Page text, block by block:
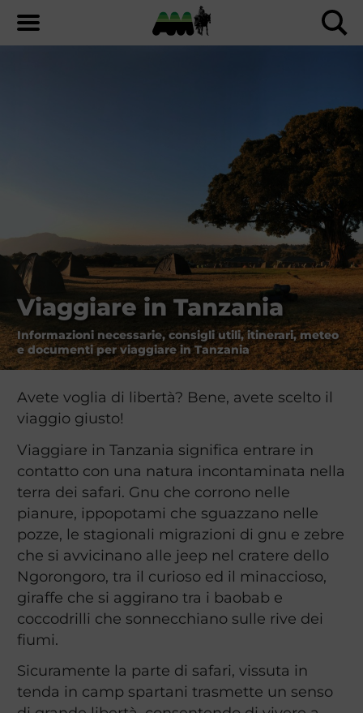
Viaggiare in Tanzania
Informazioni necessarie, consigli utili, itinerari, meteo
e documenti per viaggiare in Tanzania
Avete voglia di libertà? Bene, avete scelto il
viaggio giusto!
Viaggiare in Tanzania significa entrare in
contatto con una natura incontaminata nella
terra dei safari. Gnu che corrono nelle
pianure, ippopotami che sguazzano nelle
pozze, le stagionali migrazioni di gnu e zebre
che si avvicinano alle jeep nel cratere dello
Ngorongoro, tra il curioso ed il minaccioso,
giraffe che si aggirano tra i baobab e
coccodrilli che sonnecchiano sulle rive dei
fiumi.
Sicuramente la parte di safari, vissuta in
tenda in camp spartani trasmette un senso